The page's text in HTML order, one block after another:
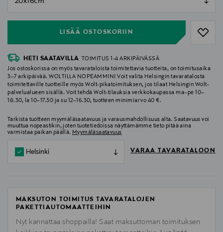
LISÄÄ OSTOSKORIIN
HETI SAATAVILLA
TOIMITUS 1-4 ARKIPÄIVÄSSÄ
Jos ostoskorissa on myös tavarataloista toimitettavia tuotteita, on toimitusaika
3–7 arkipäivää. WOLTILLA NOPEAMMIN! Voit valita Helsingin tavaratalosta
toimitettaville tuotteille myös Wolt-pikatoimituksen, jos tilaat Helsingin Wolt-
palvelualueen sisällä. Voit tehdä Wolt-tilauksia verkkokaupassa ma–pe 10–
18.30, la 10–17.30 ja su 12–16.30, tuotteen minimiarvo 40 €.
Tarkista tuotteen myymäläsaatavuus ja varausmahdollisuus alta. Saatavuus voi
muuttua nopeastikin, joten tuotetiedoissa näyttämämme tieto pitää aina
varmistaa paikan päällä. Myymäläsaatavuus
Helsinki VARAA TAVARATALOON
MAKSUTON TOIMITUS TAVARATALOJEN
PAKETTIAUTOMAATTEIHIN
Nyt kannattaa shoppailla! Saat maksuttoman toimituksen